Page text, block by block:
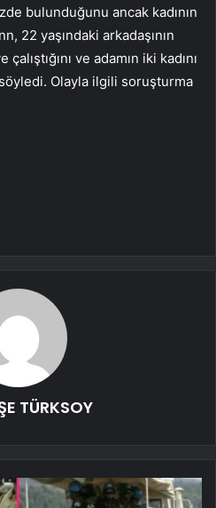
bulunduğunu ancak kadının
22 yaşındaki arkadaşının
ve adamın iki kadını
söyledi. Olayla ilgili soruşturma
TÜRKSOY